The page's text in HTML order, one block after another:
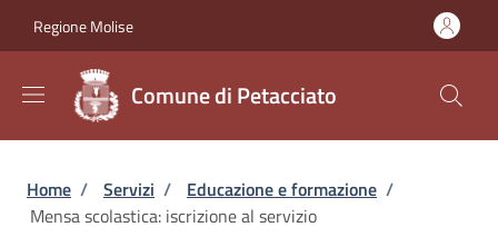
Regione Molise
Comune di Petacciato
Briciole di pane
Home / Servizi / Educazione e formazione /
Mensa scolastica: iscrizione al servizio